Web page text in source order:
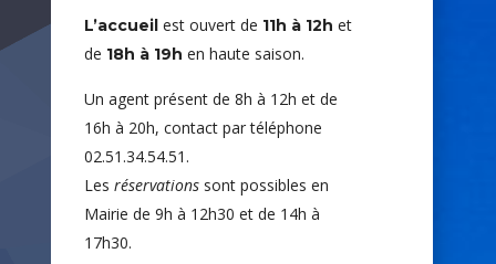
L’accueil est ouvert de 11h à 12h et
de 18h à 19h en haute saison.
Un agent présent de 8h à 12h et de
16h à 20h, contact par téléphone
02.51.34.54.51.
Les réservations sont possibles en
Mairie de 9h à 12h30 et de 14h à
17h30.